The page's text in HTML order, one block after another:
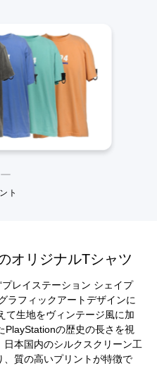
ト
オリジナルTシャツ
レイステーション シェイプ
ラフィックアートデザインに
て生地をヴィンテージ風に加
PlayStationの歴史の長さを視
本国内のシルクスクリーン工
質の高いプリントが特徴で